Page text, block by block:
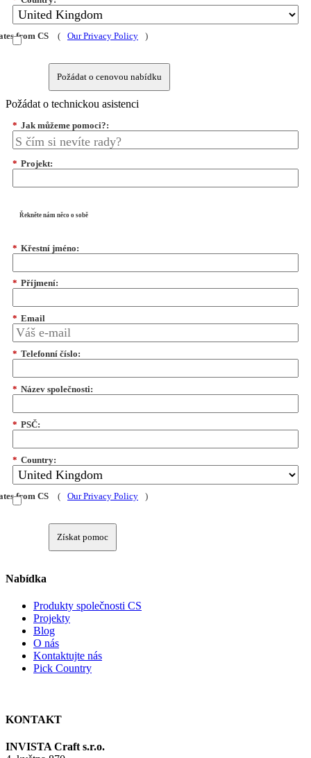
from CS ( Our Privacy Policy )
Požádat o cenovou nabídku
Požádat o technickou asistenci
* Jak můžeme pomoci?:
* Projekt:
Řekněte nám něco o sobě
* Křestní jméno:
* Příjmení:
* Email
* Telefonní číslo:
* Název společnosti:
* PSČ:
* Country:
from CS ( Our Privacy Policy )
Získat pomoc
Nabídka
Produkty společnosti CS
Projekty
Blog
O nás
Kontaktujte nás
Pick Country
KONTAKT
INVISTA Craft s.r.o.